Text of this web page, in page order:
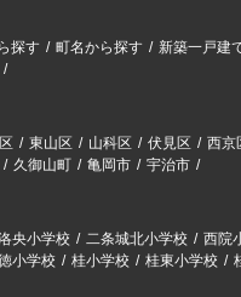
探す 町名から探す 新築一戸建
東山区 山科区 伏見区 西京
久御山町 亀岡市 宇治市
央小学校 二条城北小学校 西院
小学校 桂小学校 桂東小学校